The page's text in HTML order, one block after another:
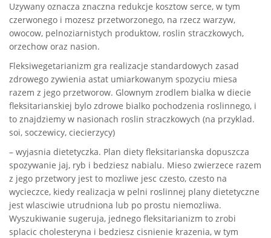
Uzywany oznacza znaczna redukcje kosztow serce, w tym
czerwonego i mozesz przetworzonego, na rzecz warzyw,
owocow, pelnoziarnistych produktow, roslin straczkowych,
orzechow oraz nasion.
Fleksiwegetarianizm gra realizacje standardowych zasad
zdrowego zywienia astat umiarkowanym spozyciu miesa
razem z jego przetworow. Glownym zrodlem bialka w diecie
fleksitarianskiej bylo zdrowe bialko pochodzenia roslinnego, i
to znajdziemy w nasionach roslin straczkowych (na przyklad.
soi, soczewicy, ciecierzycy)
– wyjasnia dietetyczka. Plan diety fleksitarianska dopuszcza
spozywanie jaj, ryb i bedziesz nabialu. Mieso zwierzece razem
z jego przetwory jest to mozliwe jesc czesto, czesto na
wycieczce, kiedy realizacja w pelni roslinnej plany dietetyczne
jest wlasciwie utrudniona lub po prostu niemozliwa.
Wyszukiwanie sugeruja, jednego fleksitarianizm to zrobi
splacic cholesteryna i bedziesz cisnienie krazenia, w tym